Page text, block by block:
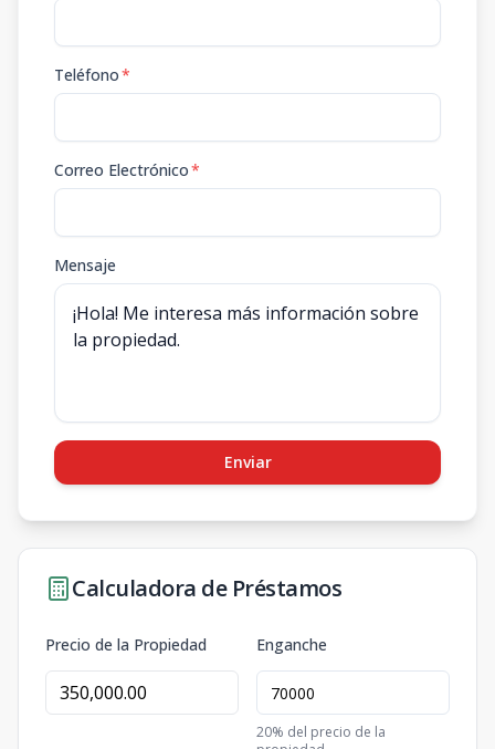
Teléfono*
Correo Electrónico*
Mensaje
Enviar
Calculadora de Préstamos
Precio de la Propiedad Enganche
20% del precio de la